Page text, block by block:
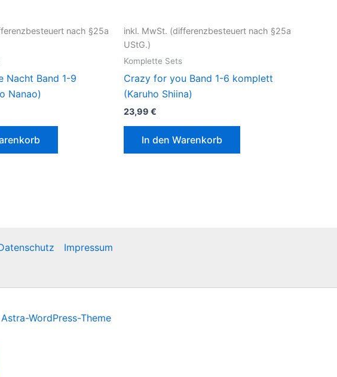
nach §25a
Nacht Band 1-9
Nanao)
inkl. MwSt. (differenzbesteuert nach §25a
UStG.)
Komplette Sets
Crazy for you Band 1-6 komplett
(Karuho Shiina)
23,99 €
In den Warenkorb
Impressum
Astra-WordPress-Theme